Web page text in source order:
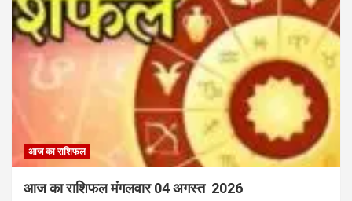
आज का राशिफल
आज का राशिफल मंगलवार 04 अगस्त 2026